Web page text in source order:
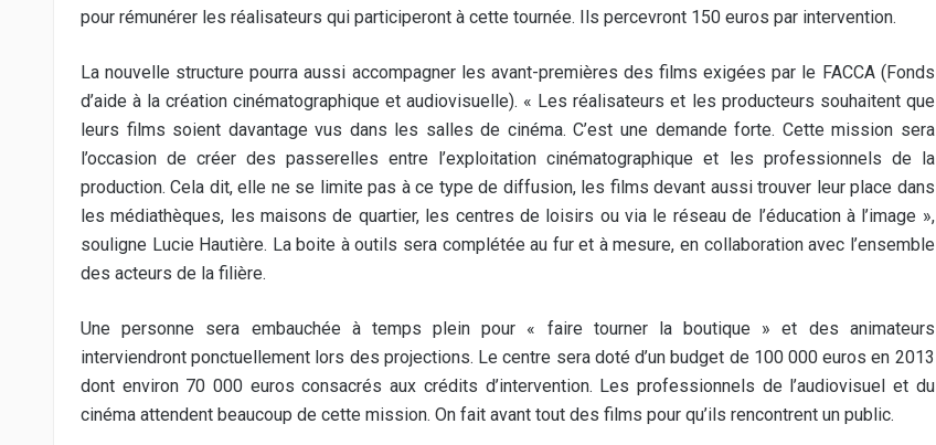
pour rémunérer les réalisateurs qui participeront à cette tournée. Ils percevront 150 euros par intervention.
La nouvelle structure pourra aussi accompagner les avant-premières des films exigées par le FACCA (Fonds
d’aide à la création cinématographique et audiovisuelle). « Les réalisateurs et les producteurs souhaitent que
leurs films soient davantage vus dans les salles de cinéma. C’est une demande forte. Cette mission sera
l’occasion de créer des passerelles entre l’exploitation cinématographique et les professionnels de la
production. Cela dit, elle ne se limite pas à ce type de diffusion, les films devant aussi trouver leur place dans
les médiathèques, les maisons de quartier, les centres de loisirs ou via le réseau de l’éducation à l’image »,
souligne Lucie Hautière. La boite à outils sera complétée au fur et à mesure, en collaboration avec l’ensemble
des acteurs de la filière.
Une personne sera embauchée à temps plein pour « faire tourner la boutique » et des animateurs
interviendront ponctuellement lors des projections. Le centre sera doté d’un budget de 100 000 euros en 2013
dont environ 70 000 euros consacrés aux crédits d’intervention. Les professionnels de l’audiovisuel et du
cinéma attendent beaucoup de cette mission. On fait avant tout des films pour qu’ils rencontrent un public.